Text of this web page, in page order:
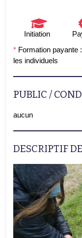
Initiation
* Formation payante
les individuels
PUBLIC /
aucun
DESCRIPTIF